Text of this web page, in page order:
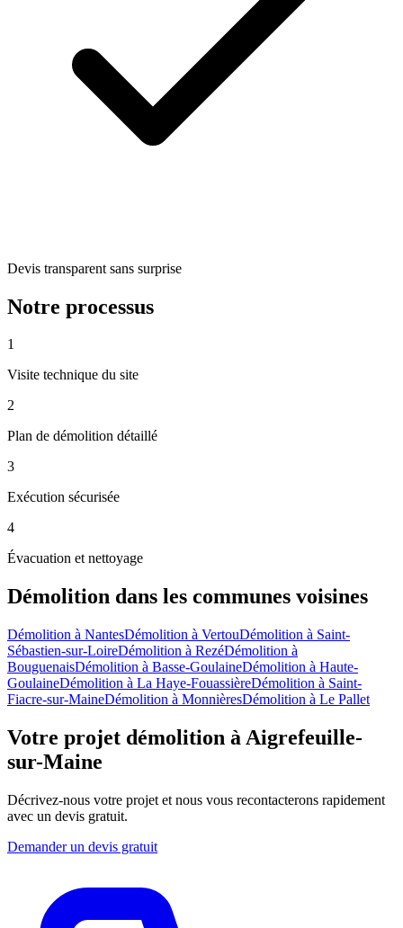
Devis transparent sans surprise
Notre processus
1
Visite technique du site
2
Plan de démolition détaillé
3
Exécution sécurisée
4
Évacuation et nettoyage
Démolition dans les communes voisines
Démolition à NantesDémolition à VertouDémolition à Saint-
Sébastien-sur-LoireDémolition à RezéDémolition à
BouguenaisDémolition à Basse-GoulaineDémolition à Haute-
GoulaineDémolition à La Haye-FouassièreDémolition à Saint-
Fiacre-sur-MaineDémolition à MonnièresDémolition à Le Pallet
Votre projet démolition à Aigrefeuille-
sur-Maine
Décrivez-nous votre projet et nous vous recontacterons rapidement
avec un devis gratuit.
Demander un devis gratuit